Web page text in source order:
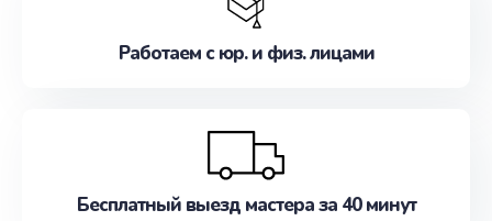
Работаем с юр. и физ. лицами
Бесплатный выезд мастера за 40 минут